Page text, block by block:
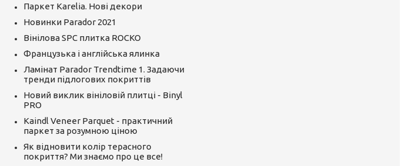
Паркет Karelia. Нові декори
Новинки Parador 2021
Вінілова SPC плитка ROCKO
Французька і англійська ялинка
Ламінат Parador Trendtime 1. Задаючи
тренди підлогових покриттів
Новий виклик вініловій плитці - Binyl
PRO
Kaindl Veneer Parquet - практичний
паркет за розумною ціною
Як відновити колір терасного
покриття? Ми знаємо про це все!